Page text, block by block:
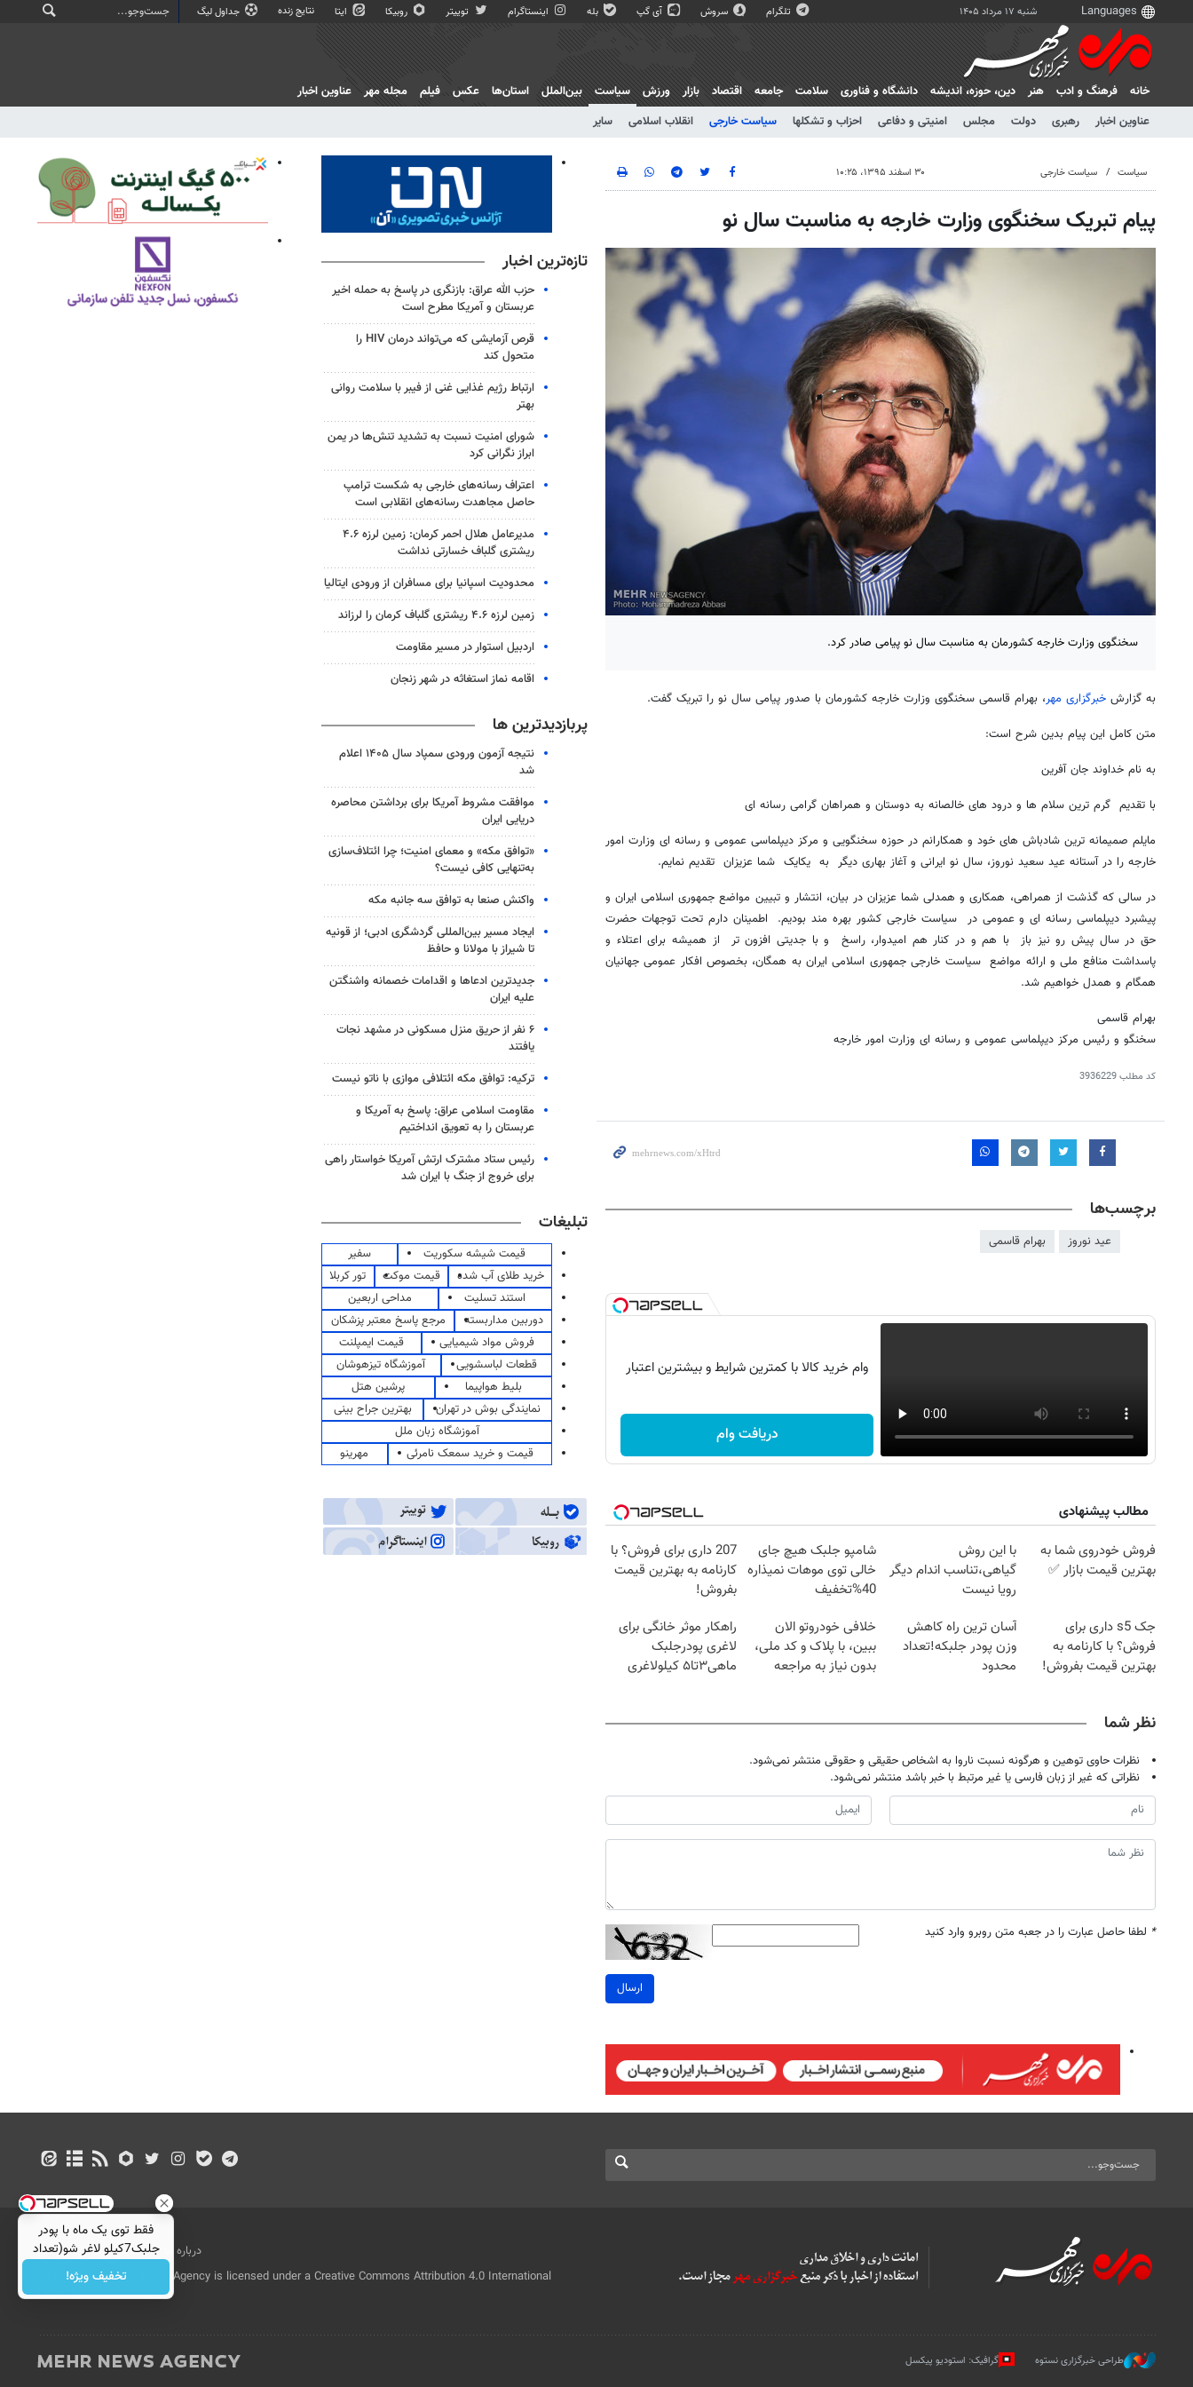
شنبه ۱۷ مرداد ۱۴۰۵ تلگرام سروش آی گپ بله اینستاگرام توییتر روبیکا ایتا نتایج زنده جداول لیگ
خانه فرهنگ و ادب هنر دين، حوزه، انديشه دانشگاه و فناوری سلامت جامعه اقتصاد بازار ورزش
سیاست
عناوین اخبار
رهبری دولت مجلس امنیتی و دفاعی احزاب و تشکلها سیاست خارجی انقلاب اسلامی سایر
بین‌الملل استان‌ها عکس فیلم مجله مهر عناوین اخبار
سیاست سیاست خارجی ۳۰ اسفند ۱۳۹۵، ۱۰:۲۵
پیام تبریک سخنگوی وزارت خارجه به مناسبت سال نو
سخنگوی وزارت خارجه کشورمان به مناسبت سال نو پیامی صادر کرد.
به گزارش خبرگزاری مهر، بهرام قاسمی سخنگوی وزارت خارجه کشورمان با صدور پیامی سال نو را تبریک گفت.
متن کامل این پیام بدین شرح است:
به نام خداوند جان آفرین
با تقدیم گرم ترین سلام ها و درود های خالصانه به دوستان و همراهان گرامی رسانه ای
مایلم صمیمانه ترین شادباش های خود و همکارانم در حوزه سخنگویی و مرکز دیپلماسی عمومی و رسانه ای وزارت امور
خارجه را در آستانه عید سعید نوروز، سال نو ایرانی و آغاز بهاری دیگر به یکایک شما عزیزان تقدیم نمایم.
در سالی که گذشت از همراهی، همکاری و همدلی شما عزیزان در بیان، انتشار و تبیین مواضع جمهوری اسلامی ایران و
پیشبرد دیپلماسی رسانه ای و عمومی در سیاست خارجی کشور بهره مند بودیم. اطمینان دارم تحت توجهات حضرت
حق در سال پیش رو نیز باز با هم و در کنار هم امیدوار، راسخ و با جدیتی افزون تر از همیشه برای اعتلاء و
پاسداشت منافع ملی و ارائه مواضع سیاست خارجی جمهوری اسلامی ایران به همگان، بخصوص افکار عمومی جهانیان
همگام و همدل خواهیم شد.
بهرام قاسمی
سخنگو و رئیس مرکز دیپلماسی عمومی و رسانه ای وزارت امور خارجه
کد مطلب3936229
برچسب‌ها
عید نوروز بهرام قاسمی
وام خرید کالا با کمترین شرایط و بیشترین اعتبار
دریافت وام
مطالب پیشنهادی
فروش خودروی شما به
بهترین قیمت بازار ✅
با این روش
گیاهی،تناسب اندام دیگر
رویا نیست
شامپو جلبک هیچ جای
خالی توی موهات نمیذاره
40%تخفیف
207 داری برای فروش؟ با
کارنامه به بهترین قیمت
بفروش!
جک s5 داری برای
فروش؟ با کارنامه به
بهترین قیمت بفروش!
آسان ترین راه کاهش
وزن پودر جلبکه!تعداد
محدود
خلافی خودروتو الان
ببین، با پلاک و کد ملی،
بدون نیاز به مراجعه
راهکار موثر خانگی برای
لاغری پودرجلبک
ماهی۳تا۵ کیلولاغری
نظر شما
نظرات حاوی توهین و هرگونه نسبت ناروا به اشخاص حقیقی و حقوقی منتشر نمی‌شود.
نظراتی که غیر از زبان فارسی یا غیر مرتبط با خبر باشد منتشر نمی‌شود.
* لطفا حاصل عبارت را در جعبه متن روبرو وارد کنید
ارسال
تازه‌ترین اخبار
حزب الله عراق: بازنگری در پاسخ به حمله اخیر
عربستان و آمریکا مطرح است
قرص آزمایشی که می‌تواند درمان HIV را
متحول کند
ارتباط رژیم غذایی غنی از فیبر با سلامت روانی
بهتر
شورای امنیت نسبت به تشدید تنش‌ها در یمن
ابراز نگرانی کرد
اعتراف رسانه‌های خارجی به شکست ترامپ
حاصل مجاهدت رسانه‌های انقلابی است
مدیرعامل هلال احمر کرمان: زمین لرزه ۴.۶
ریشتری گلباف خسارتی نداشت
محدودیت اسپانیا برای مسافران از ورودی ایتالیا
زمین لرزه ۴.۶ ریشتری گلباف کرمان را لرزاند
اردبیل استوار در مسیر مقاومت
اقامه نماز استغاثه در شهر زنجان
پربازدیدترین ها
نتیجه آزمون ورودی سمپاد سال ۱۴۰۵ اعلام
شد
موافقت مشروط آمریکا برای برداشتن محاصره
دریایی ایران
«توافق مکه» و معمای امنیت؛ چرا ائتلاف‌سازی
به‌تنهایی کافی نیست؟
واکنش صنعا به توافق سه جانبه مکه
ایجاد مسیر بین‌المللی گردشگری ادبی؛ از قونیه
تا شیراز با مولانا و حافظ
جدیدترین ادعاها و اقدامات خصمانه واشنگتن
علیه ایران
۶ نفر از حریق منزل مسکونی در مشهد نجات
یافتند
ترکیه: توافق مکه ائتلافی موازی با ناتو نیست
مقاومت اسلامی عراق: پاسخ به آمریکا و
عربستان را به تعویق انداختیم
رئیس ستاد مشترک ارتش آمریکا خواستار راهی
برای خروج از جنگ با ایران شد
تبلیغات
قیمت شیشه سکوریت
سفیر
خرید طلای آب شده
قیمت موکت
تور کربلا
استند تسلیت
مداحی اربعین
دوربین مداربسته
مرجع پاسخ معتبر پزشکان
فروش مواد شیمیایی
قیمت ایمپلنت
قطعات لباسشویی
آموزشگاه تیزهوشان
بلیط هواپیما
پرشین هتل
نمایندگی بوش در تهران
بهترین جراح بینی
آموزشگاه زبان ملل
قیمت و خرید سمعک نامرئی
مهرینو
درباره ما تماس با ما
بازرگانی
All Content by Mehr News Agency is licensed under a Creative Commons Attribution 4.0 International
License.
طراحی خبرگزاری نستوه گرافیک: استودیو پیکسل
فقط توی یک ماه با پودر
جلبک7کیلو لاغر شو(تعداد
محدود)
تخفیف ویژه!